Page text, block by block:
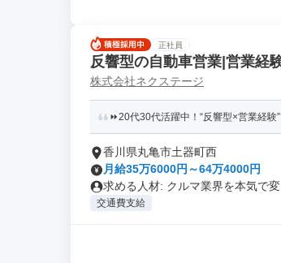
正社員
反響型の自動車営業|営業経
株式会社ネクステージ
⏩️20代30代活躍中！“反響型×営業経
香川県丸亀市土器町西
月給35万6000円～64万4000円
求める人材: クルマ業界を本気で
交通費支給